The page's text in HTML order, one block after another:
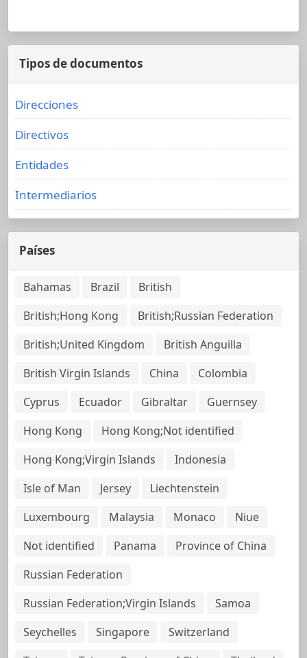
Tipos de documentos
Direcciones
Directivos
Entidades
Intermediarios
Países
Bahamas Brazil
British
British;Hong Kong
British;Russian Federation
British;United Kingdom
British Anguilla
British Virgin Islands
China
Colombia
Cyprus
Ecuador Gibraltar
Guernsey
Hong Kong
Hong Kong;Not identified
Hong Kong;Virgin Islands
Indonesia
Isle of Man
Jersey
Liechtenstein
Luxembourg
Malaysia Monaco
Niue
Not identified
Panama
Province of China
Russian Federation
Russian Federation;Virgin Islands
Samoa
Seychelles
Singapore
Switzerland